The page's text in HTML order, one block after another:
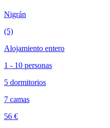
Nigrán
(5)
Alojamiento entero
1 - 10 personas
5 dormitorios
7 camas
56 €